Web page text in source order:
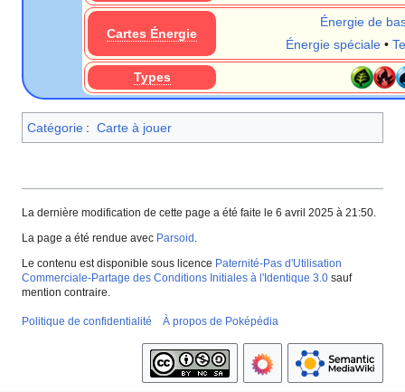
Cartes Énergie
Énergie de
Énergie spéciale•
Types
Catégorie : Carte à jouer
La dernière modification de cette page a été faite le 6 avril 2025 à 21:50.
La page a été rendue avec Parsoid .
Le contenu est disponible sous licence Paternité-Pas d'Utilisation
Commerciale-Partage des Conditions Initiales à l'Identique 3.0 sauf
mention contraire.
Politique de confidentialité À propos de Poképédia